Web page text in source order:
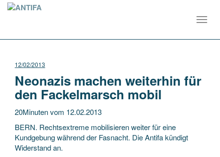
12/02/2013
Neonazis machen weiterhin für
den Fackelmarsch mobil
20Minuten vom 12.02.2013
BERN. Rechtsextreme mobilisieren weiter für eine
Kundgebung während der Fasnacht. Die Antifa kündigt
Widerstand an.